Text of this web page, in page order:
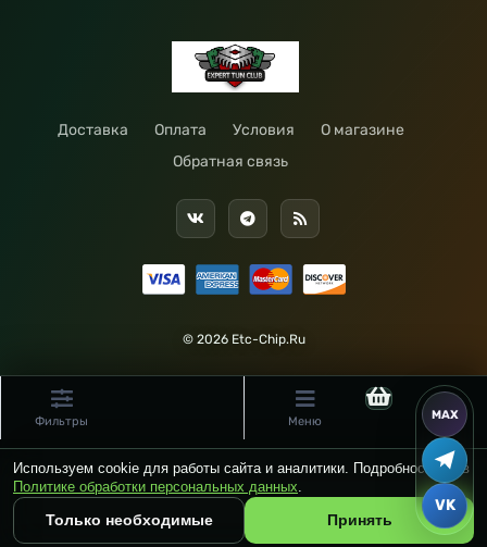
Доставка Оплата Условия
О магазине
Обратная связь
© 2026 Etc-Chip.Ru
Фильтры Меню
Используем cookie для работы сайта и аналитики. Подробности — в
Политике обработки персональных данных.
Только необходимые Принять